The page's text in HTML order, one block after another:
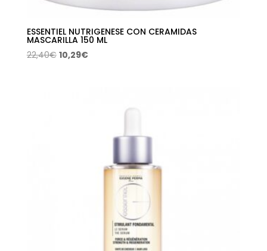
ESSENTIEL NUTRIGENESE CON CERAMIDAS
MASCARILLA 150 ML
22,40€ El
10,29€El